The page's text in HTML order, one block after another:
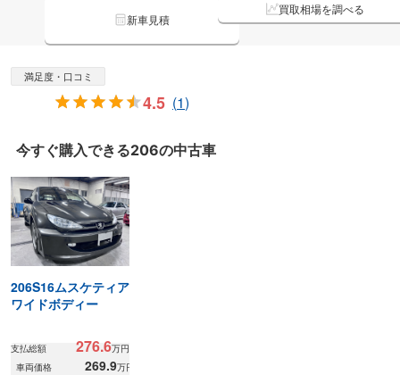
新車見積
買取相場を調べる
満足度・口コミ
4.5 (1)
今すぐ購入できる206の中古車
206S16ムスケティア
ワイドボディー
支払総額 276.6万円
車両価格
269.9万円